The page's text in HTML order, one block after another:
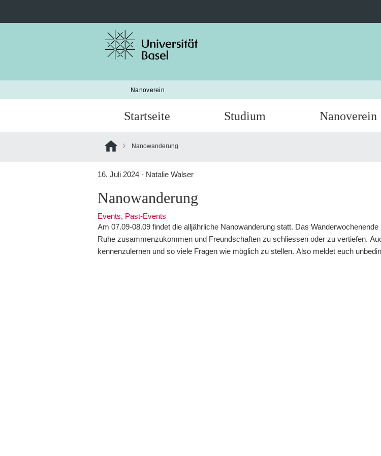
nach:
Nanoverein
Startseite Studium Nanoverein
Nanowanderung
16. Juli 2024 - Natalie Walser
Nanowanderung
Events, Past-Events
Am 07.09-08.09 findet die alljährliche Nanowanderung statt. Das
Ruhe zusammenzukommen und Freundschaften zu schliessen oder zu vertiefen.
kennenzulernen und so viele Fragen wie möglich zu stellen. Also meldet euch